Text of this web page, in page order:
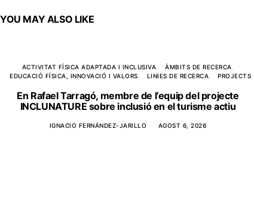
YOU MAY ALSO LIKE
ACTIVITAT FÍSICA ADAPTADA I INCLUSIVA
ÀMBITS DE RECERCA
EDUCACIÓ FÍSICA, INNOVACIÓ I VALORS
LINIES DE RECERCA PROJECTS
En Rafael Tarragó, membre de l’equip del projecte
INCLUNATURE sobre inclusió en el turisme actiu
IGNACIO FERNÁNDEZ-JARILLO AGOST 6, 2026